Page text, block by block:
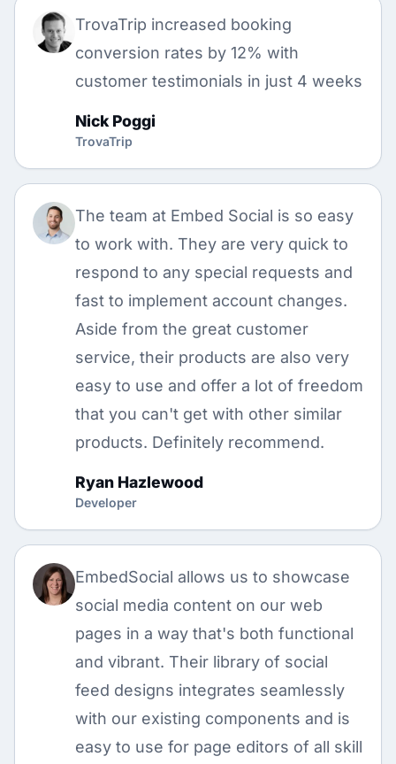
TrovaTrip increased booking
conversion rates by 12% with
customer testimonials in just 4 weeks
Nick Poggi
TrovaTrip
The team at Embed Social is so easy
to work with. They are very quick to
respond to any special requests and
fast to implement account changes.
Aside from the great customer
service, their products are also very
easy to use and offer a lot of freedom
that you can't get with other similar
products. Definitely recommend.
Ryan Hazlewood
Developer
EmbedSocial allows us to showcase
social media content on our web
pages in a way that's both functional
and vibrant. Their library of social
feed designs integrates seamlessly
with our existing components and is
easy to use for page editors of all skill